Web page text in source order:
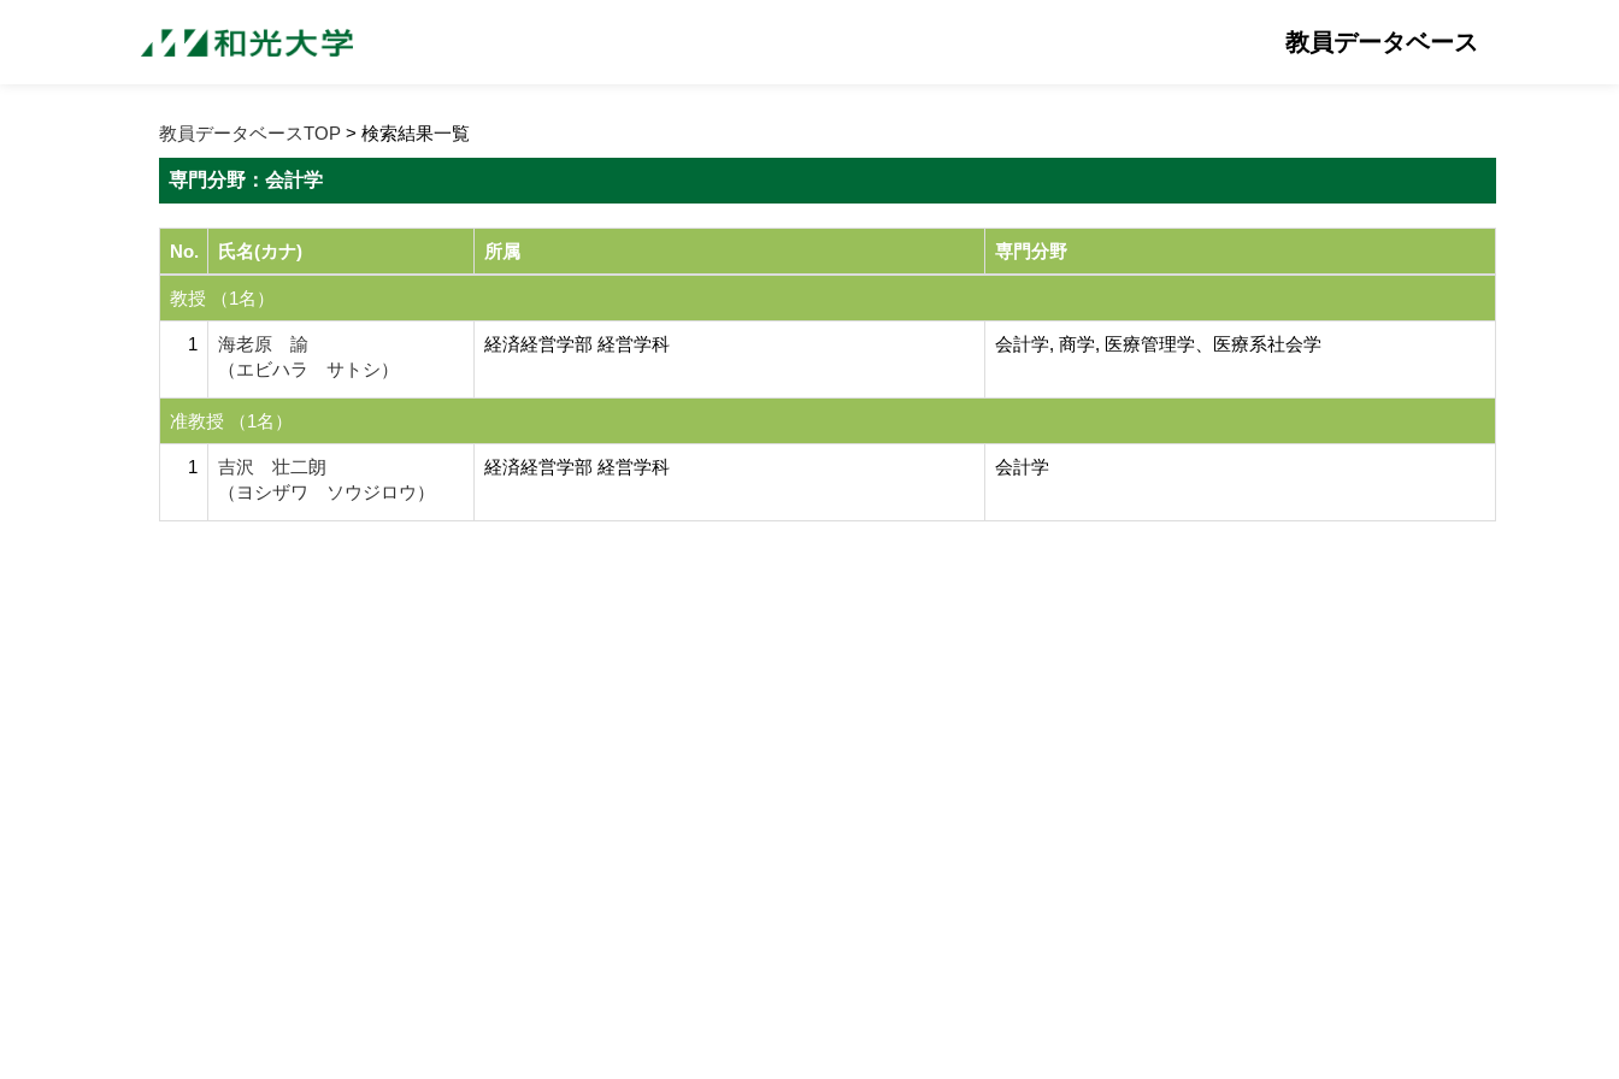
教員データベース
教員データベースTOP > 検索結果一覧
専門分野：会計学
No. 氏名(カナ) 所属 専門分野
教授 （1名）
1
海老原 諭
（エビハラ サトシ）
経済経営学部 経営学科 会計学, 商学, 医療管理学、医療系社会学
准教授 （1名）
1
吉沢 壮二朗
（ヨシザワ ソウジロウ）
経済経営学部 経営学科 会計学